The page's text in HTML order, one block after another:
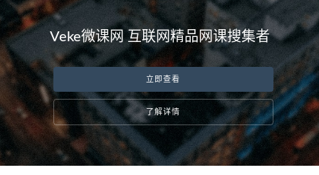
Veke微课网 互联网精品网课搜集者
立即查看
了解详情